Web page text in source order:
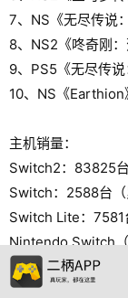
7、NS《无尽传说
8、NS2《咚奇刚
9、PS5《无尽传
10、NS《Earthion
主机销量：
Switch2：83825
Switch：2588台（
Switch Lite：7581
Nintendo Switch
PS5光驱版：
PS5数字版：737